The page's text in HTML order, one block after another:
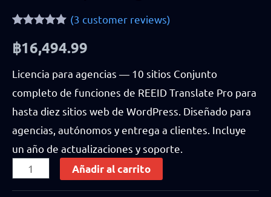
out of 5
based on
ratings
(3 customer reviews)
฿16,494.99
Licencia para agencias — 10 sitios Conjunto
completo de funciones de REEID Translate Pro para
hasta diez sitios web de WordPress. Diseñado para
agencias, autónomos y entrega a clientes. Incluye
un año de actualizaciones y soporte.
REEID
Añadir al carrito